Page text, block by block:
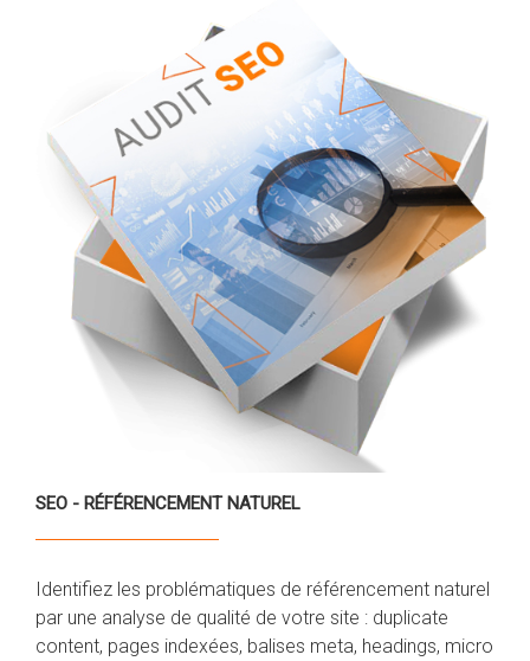
SEO - RÉFÉRENCEMENT NATUREL
Identifiez les problématiques de référencement naturel
par une analyse de qualité de votre site : duplicate
content, pages indexées, balises meta, headings, micro